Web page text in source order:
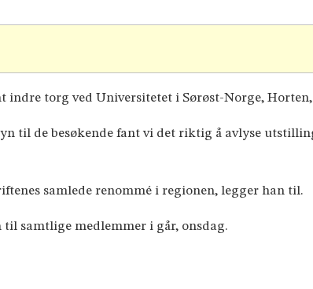
indre torg ved Universitetet i Sørøst-Norge,
til de besøkende fant vi det riktig å avlyse
samlede renommé i regionen, legger han til.
samtlige medlemmer i går, onsdag.